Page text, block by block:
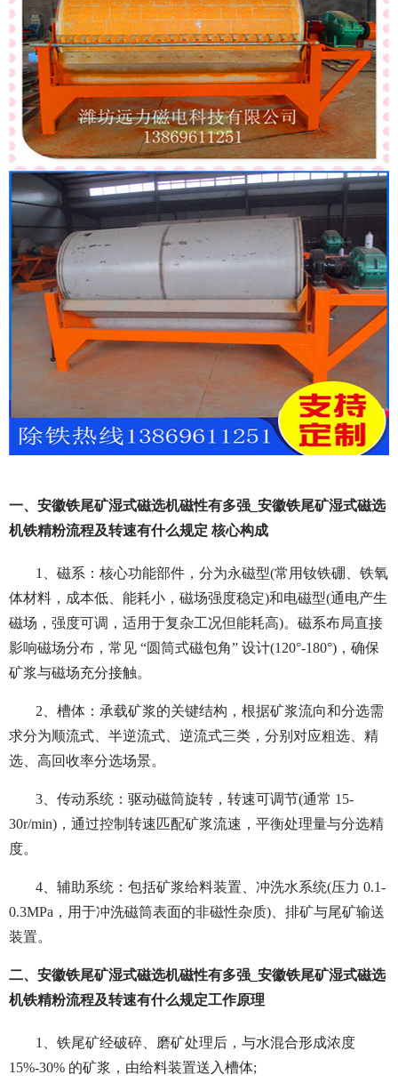
一、安徽铁尾矿湿式磁选机磁性有多强_安徽铁尾矿湿式磁选
机铁精粉流程及转速有什么规定 核心构成
1、磁系：核心功能部件，分为永磁型(常用钕铁硼、铁氧
体材料，成本低、能耗小，磁场强度稳定)和电磁型(通电产生
磁场，强度可调，适用于复杂工况但能耗高)。磁系布局直接
影响磁场分布，常见 “圆筒式磁包角” 设计(120°-180°)，确保
矿浆与磁场充分接触。
2、槽体：承载矿浆的关键结构，根据矿浆流向和分选需
求分为顺流式、半逆流式、逆流式三类，分别对应粗选、精
选、高回收率分选场景。
3、传动系统：驱动磁筒旋转，转速可调节(通常 15-
30r/min)，通过控制转速匹配矿浆流速，平衡处理量与分选精
度。
4、辅助系统：包括矿浆给料装置、冲洗水系统(压力 0.1-
0.3MPa，用于冲洗磁筒表面的非磁性杂质)、排矿与尾矿输送
装置。
二、安徽铁尾矿湿式磁选机磁性有多强_安徽铁尾矿湿式磁选
机铁精粉流程及转速有什么规定工作原理
1、铁尾矿经破碎、磨矿处理后，与水混合形成浓度
15%-30% 的矿浆，由给料装置送入槽体;